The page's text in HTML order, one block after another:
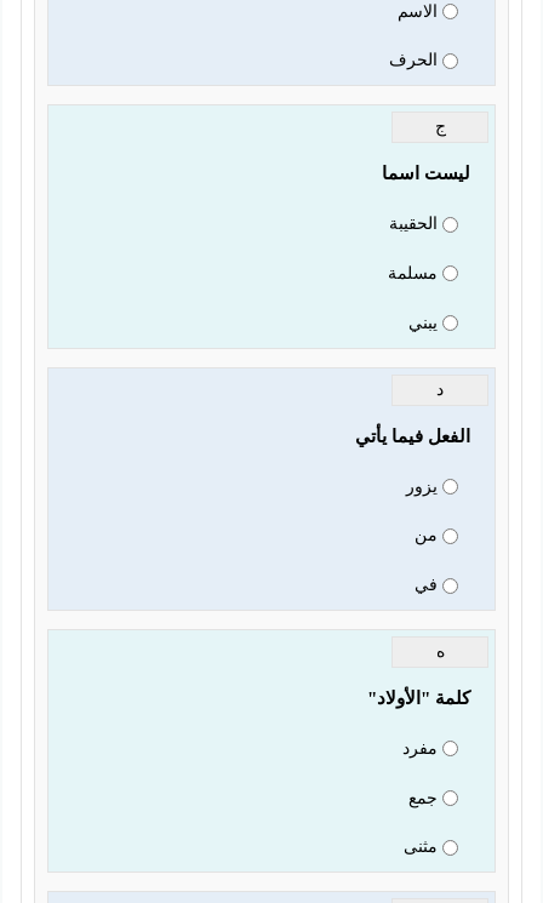
الاسم
الحرف
ج
ليست اسما
الحقيبة
مسلمة
يبني
د
الفعل فيما يأتي
يزور
من
في
ه
كلمة "الأولاد"
مفرد
جمع
مثنى